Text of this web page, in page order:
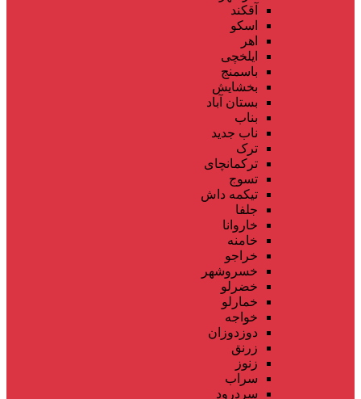
آقکند
اسکو
اهر
ایلخچی
باسمنج
بخشایش
بستان آباد
بناب
ناب جدید
ترک
ترکمانچای
تسوج
تیکمه داش
جلفا
خاروانا
خامنه
خراجو
خسروشهر
خضرلو
خمارلو
خواجه
دوزدوزان
زرنق
زنوز
سراب
سردرود